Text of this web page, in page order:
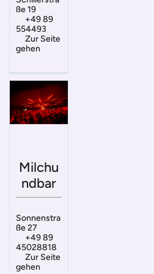
ße 19
+49 89
554493
Zur Seite
gehen
Milchu
ndbar
Sonnenstra
ße 27
+49 89
45028818
Zur Seite
gehen